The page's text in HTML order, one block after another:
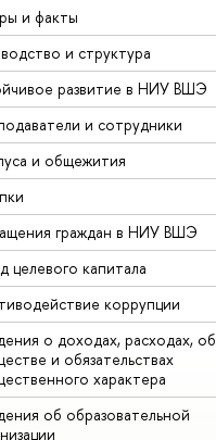
и факты
и структура
развитие в НИУ ВШЭ
и сотрудники
и общежития
граждан в НИУ ВШЭ
целевого капитала
коррупции
о доходах, расходах, об
и обязательствах
характера
об образовательной